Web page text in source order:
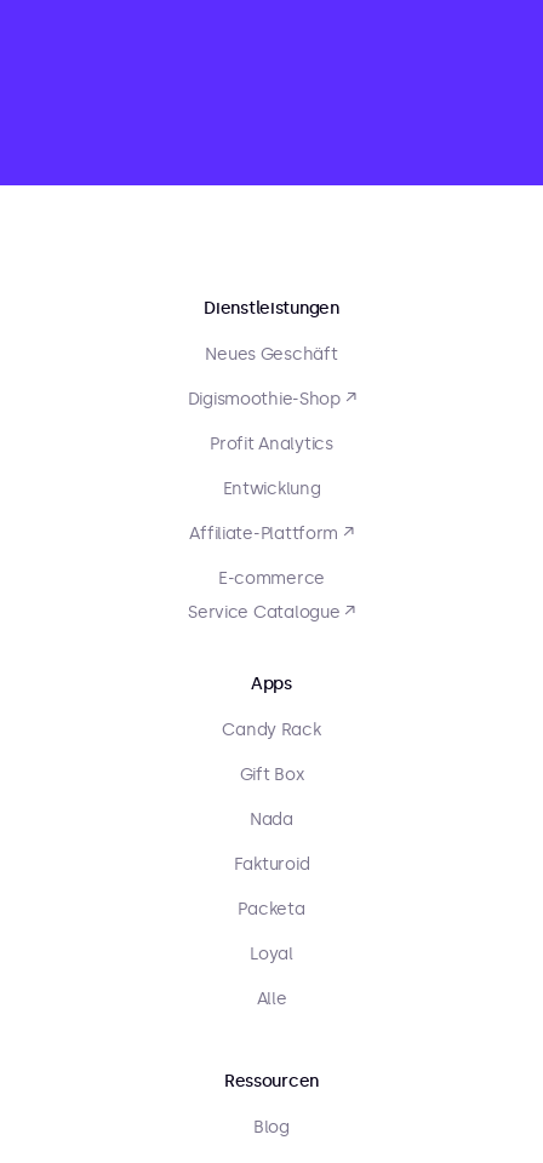
Dienstleistungen
Neues Geschäft
Digismoothie-Shop ↗
Profit Analytics
Entwicklung
Affiliate-Plattform ↗
E-commerce
Service Catalogue ↗
Apps
Candy Rack
Gift Box
Nada
Fakturoid
Packeta
Loyal
Alle
Ressourcen
Blog